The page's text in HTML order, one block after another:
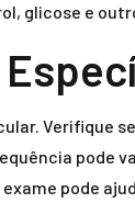
glicose e
Verifique
pode
pode